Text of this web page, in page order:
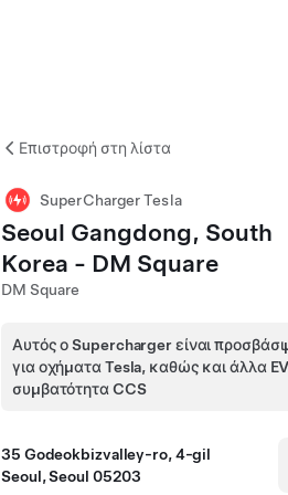
Επιστροφή στη λίστα
SuperCharger Tesla
Seoul Gangdong, South
Korea - DM Square
DM Square
Αυτός ο Supercharger είναι
για οχήματα Tesla, καθώς και άλλα
συμβατότητα CCS
35 Godeokbizvalley-ro, 4-gil
Seoul, Seoul 05203